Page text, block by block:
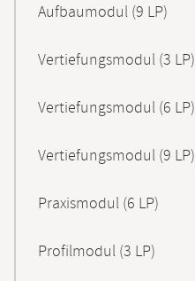
Aufbaumodul (9 LP)
Vertiefungsmodul (3 LP)
Vertiefungsmodul (6 LP)
Vertiefungsmodul (9 LP)
Praxismodul (6 LP)
Profilmodul (3 LP)